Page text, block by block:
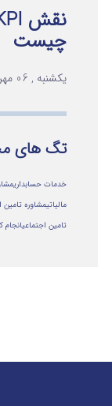
چیست
یکشنبه , 06 مهر 1404
تگ های
خدمات حسابداری
مالياتيمشاوره تامین
تامین اجتماعیانجام